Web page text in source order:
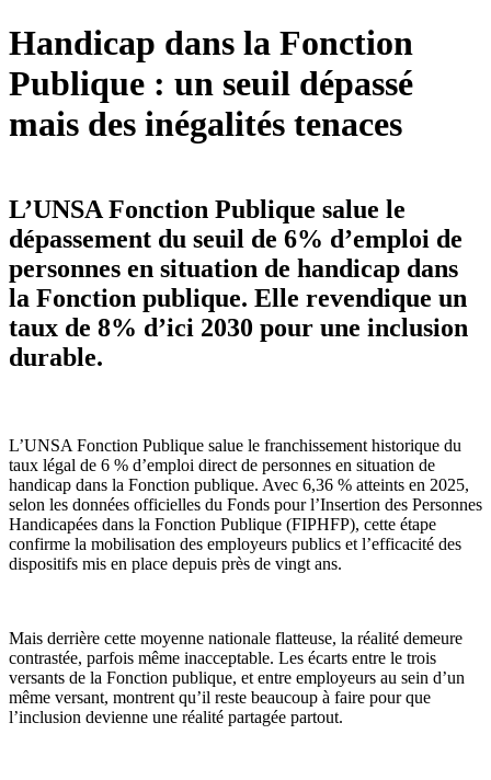
Handicap dans la Fonction
Publique : un seuil dépassé
mais des inégalités tenaces
L’UNSA Fonction Publique salue le
dépassement du seuil de 6% d’emploi de
personnes en situation de handicap dans
la Fonction publique. Elle revendique un
taux de 8% d’ici 2030 pour une inclusion
durable.
L’UNSA Fonction Publique salue le franchissement historique du
taux légal de 6 % d’emploi direct de personnes en situation de
handicap dans la Fonction publique. Avec 6,36 % atteints en 2025,
selon les données officielles du Fonds pour l’Insertion des Personnes
Handicapées dans la Fonction Publique (FIPHFP), cette étape
confirme la mobilisation des employeurs publics et l’efficacité des
dispositifs mis en place depuis près de vingt ans.
Mais derrière cette moyenne nationale flatteuse, la réalité demeure
contrastée, parfois même inacceptable. Les écarts entre le trois
versants de la Fonction publique, et entre employeurs au sein d’un
même versant, montrent qu’il reste beaucoup à faire pour que
l’inclusion devienne une réalité partagée partout.